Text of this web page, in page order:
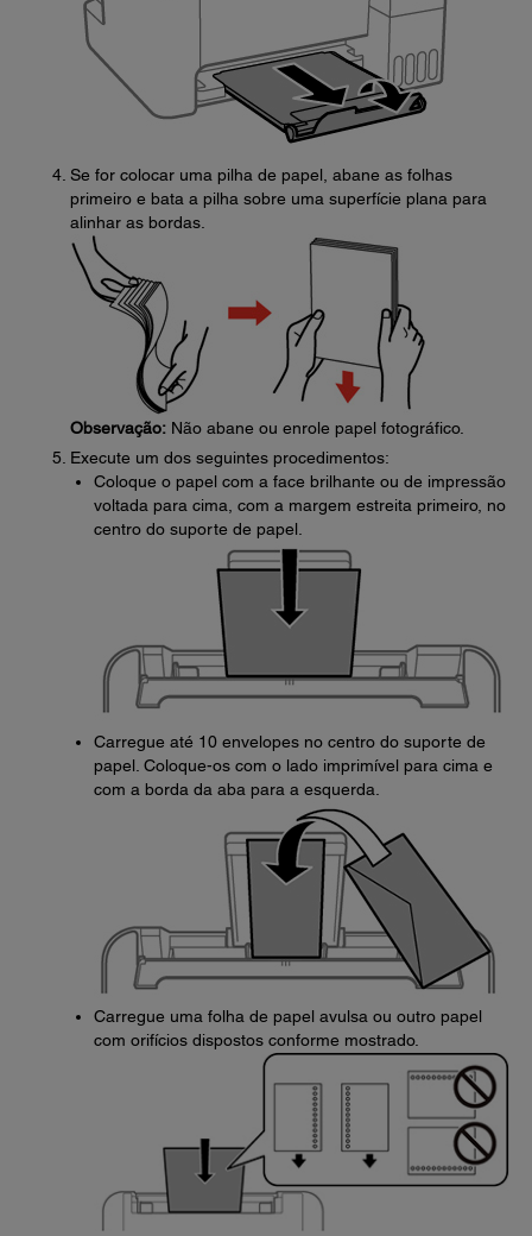
Se for colocar uma pilha de papel, abane as folhas
primeiro e bata a pilha sobre uma superfície plana para
alinhar as bordas.
Observação: Não abane ou enrole papel fotográfico.
Execute um dos seguintes procedimentos:
Coloque o papel com a face brilhante ou de impressão
voltada para cima, com a margem estreita primeiro, no
centro do suporte de papel.
Carregue até 10 envelopes no centro do suporte de
papel. Coloque-os com o lado imprimível para cima e
com a borda da aba para a esquerda.
Carregue uma folha de papel avulsa ou outro papel
com orifícios dispostos conforme mostrado.